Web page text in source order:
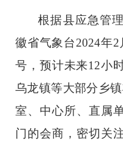
根据县应急管
徽省气象台2024年
号，预计未来12小
乌龙镇等大部分乡
室、中心所、直属
门的会商，密切关